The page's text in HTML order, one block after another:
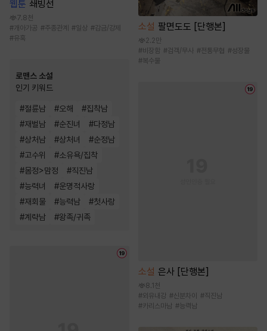
웹툰 쇄빙선
7.8천
# 개아가공 #주종관계 #일상 #감금/강제
#유혹
로맨스 소설
인기 키워드
#절륜남 #오해 #집착남
#재벌남 #순진녀 #다정남
#상처남 #상처녀 #순정남
#고수위 #소유욕/집착
#몸정>맘정 #직진남
#능력녀 #운명적사랑
#재회물 #능력남 #첫사랑
#계략남 #왕족/귀족
소설 팔면도도 [단행본]
2.2만
#비장함 #검객/무사 #전통무협 #성장물
#복수물
소설 은사 [단행본]
8.1천
#외유내강 #신분차이 #직진남
#카리스마남 #능력남